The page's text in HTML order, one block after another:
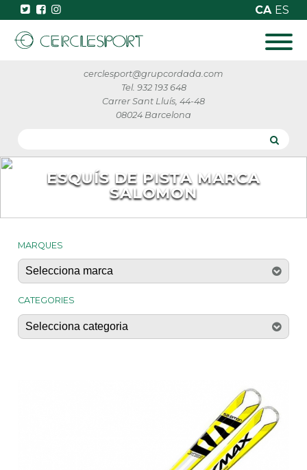
CA ES
cerclesport@grupcordada.com
Tel. 932 193 648
Carrer Sant Lluís, 44-48
08024 Barcelona
ESQUÍS DE PISTA MARCA
SALOMON
MARQUES
CATEGORIES